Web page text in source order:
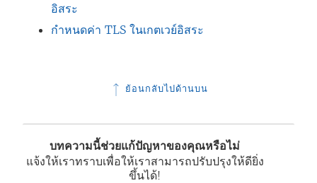
ห
อิสระ
กำหนดค่า TLS ในเกตเวย์อิสระ
ย้อนกลับไปด้านบน
บทความนี้ช่วยแก้ปัญหาของคุณหรือไม่
แจ้งให้เราทราบเพื่อให้เราสามารถปรับปรุงให้ดียิ่ง
ขึ้นได้!